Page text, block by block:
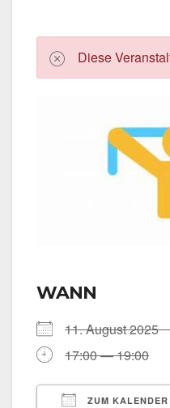
Die­se
WANN
11. August
17:00 — 19:00
ZUM